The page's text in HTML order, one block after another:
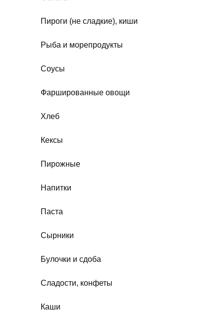
Пироги (не сладкие), киши
Рыба и морепродукты
Соусы
Фаршированные овощи
Хлеб
Кексы
Пирожные
Напитки
Паста
Сырники
Булочки и сдоба
Сладости, конфеты
Каши